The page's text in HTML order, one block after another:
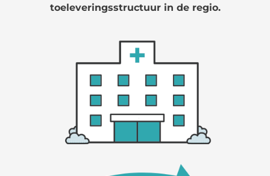
toeleveringsstructuur in de regio.